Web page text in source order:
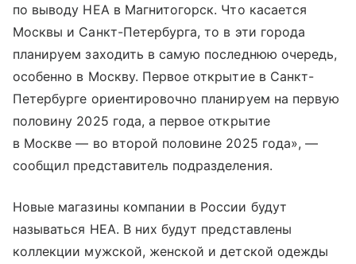
по выводу HEA в Магнитогорск. Что касается
Москвы и Санкт-Петербурга, то в эти города
планируем заходить в самую последнюю очередь,
особенно в Москву. Первое открытие в Санкт-
Петербурге ориентировочно планируем на первую
половину 2025 года, а первое открытие
в Москве — во второй половине 2025 года», —
сообщил представитель подразделения.
Новые магазины компании в России будут
называться HEA. В них будут представлены
коллекции мужской, женской и детской одежды